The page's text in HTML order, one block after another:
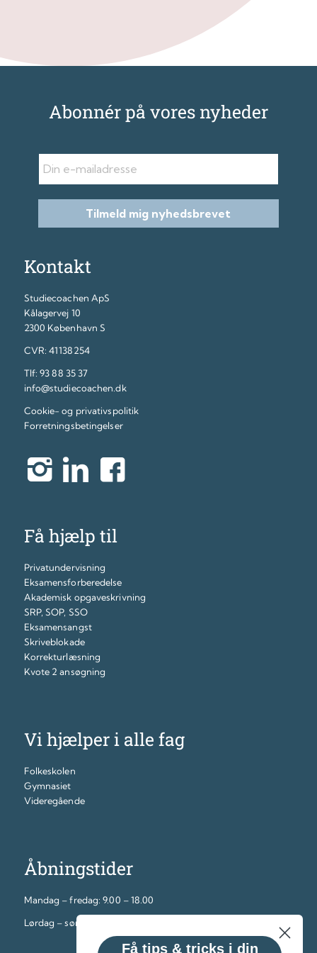
Abonnér på vores nyheder
Tilmeld mig nyhedsbrevet
Kontakt
Studiecoachen ApS
Kålagervej 10
2300 København S
CVR: 41138254
Tlf:93 88 35 37
info@studiecoachen.dk
Cookie- og privativspolitik
Forretningsbetingelser
Få hjælp til
Privatundervisning
Eksamensforberedelse
Akademisk opgaveskrivning
SRP, SOP, SSO
Eksamensangst
Skriveblokade
Korrekturlæsning
Kvote 2 ansøgning
Vi hjælper i alle fag
Folkeskolen
Gymnasiet
Videregående
Åbningstider
Mandag – fredag: 9.00 – 18.00
Lørdag – søndag: 12.00 – 16.00
Få tips & tricks i din